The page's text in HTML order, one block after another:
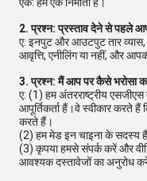
2. प्रश्न: प्रस्ताव देने से पहले
ए: इनपुट और आउटपुट तार
आवृत्ति, एनीलिंग या नहीं, और
3. प्रश्न: मैं आप पर कैसे भरोसा
ए: (1) हम अंतरराष्ट्रीय एसजीएस
आपूर्तिकर्ता हैं।वे स्वीकार करते
करते हैं।
(2) हम मेड इन चाइना के सदस्य हैं,
(3) कृपया हमसे संपर्क करें और
आवश्यक दस्तावेजों का अनुरोध